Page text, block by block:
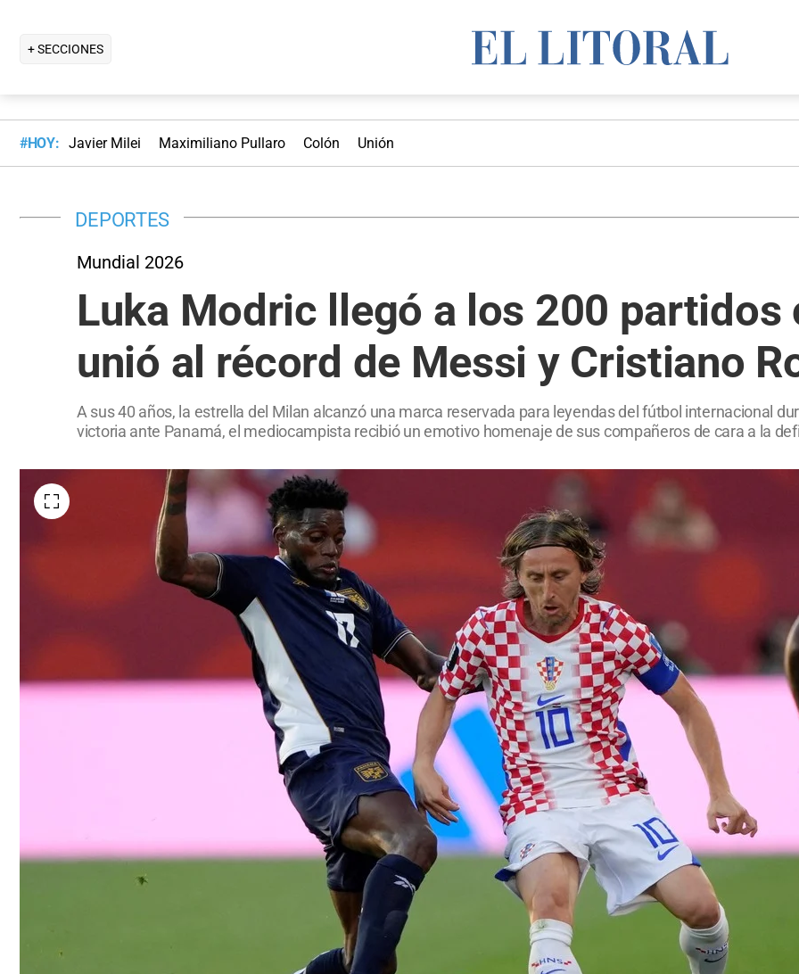
+ SECCIONES
#HOY: Javier Milei Maximiliano Pullaro Colón Unión
DEPORTES
Mundial 2026
Luka Modric llegó a los 200 partidos
unió al récord de Messi y Cristiano
A sus 40 años, la estrella del Milan alcanzó una marca reservada para leyendas del fútbol internacional
victoria ante Panamá, el mediocampista recibió un emotivo homenaje de sus compañeros de cara a la